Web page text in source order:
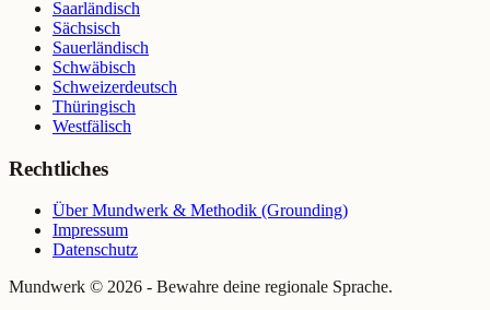
Saarländisch
Sächsisch
Sauerländisch
Schwäbisch
Schweizerdeutsch
Thüringisch
Westfälisch
Rechtliches
Über Mundwerk & Methodik (Grounding)
Impressum
Datenschutz
Mundwerk © 2026 - Bewahre deine regionale Sprache.